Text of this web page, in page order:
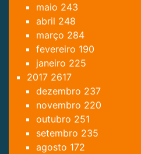
maio 243
abril 248
março 284
fevereiro 190
janeiro 225
2017 2617
dezembro 237
novembro 220
outubro 251
setembro 235
agosto 172